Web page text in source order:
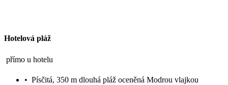
Hotelová pláž
přímo u hotelu
• Písčitá, 350 m dlouhá pláž oceněná Modrou vlajkou